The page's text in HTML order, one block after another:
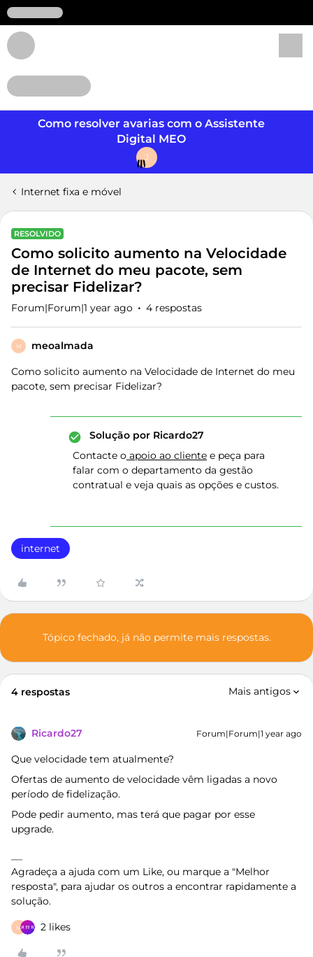
Como resolver avarias com o Assistente
Digital MEO
J
Internet fixa e móvel
RESOLVIDO
Como solicito aumento na Velocidade
de Internet do meu pacote, sem
precisar Fidelizar?
Forum|Forum|1 year ago 4 respostas
M meoalmada
Como solicito aumento na Velocidade de Internet do meu
pacote, sem precisar Fidelizar?
Solução por Ricardo27
Contacte o apoio ao cliente e peça para
falar com o departamento da gestão
contratual e veja quais as opções e custos.
internet
Tópico fechado, já não permite mais respostas.
4 respostas Mais antigos
Ricardo27 Forum|Forum|1 year ago
Que velocidade tem atualmente?
Ofertas de aumento de velocidade vêm ligadas a novo
período de fidelização.
Pode pedir aumento, mas terá que pagar por esse
upgrade.
Agradeça a ajuda com um Like, ou marque a "Melhor
resposta", para ajudar os outros a encontrar rapidamente a
solução.
M 2 likes